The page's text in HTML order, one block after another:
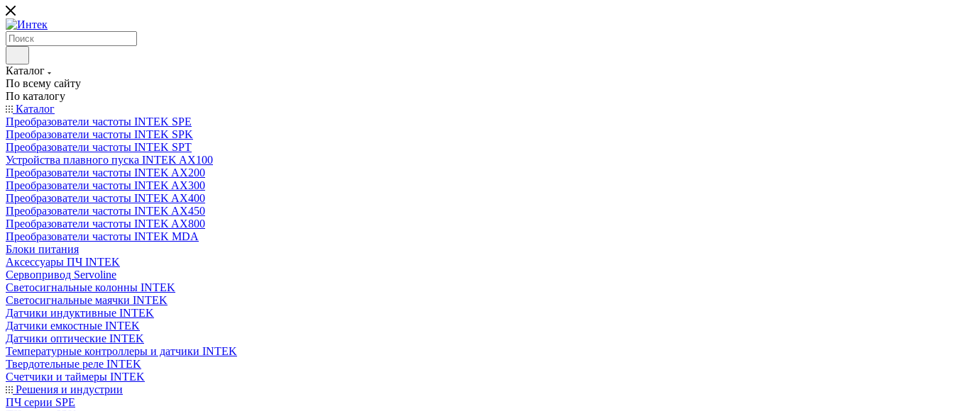
Каталог
По всему сайту
По каталогу
Каталог
Преобразователи частоты INTEK SPE
Преобразователи частоты INTEK SPK
Преобразователи частоты INTEK SPT
Устройства плавного пуска INTEK AX100
Преобразователи частоты INTEK AX200
Преобразователи частоты INTEK AX300
Преобразователи частоты INTEK AX400
Преобразователи частоты INTEK AX450
Преобразователи частоты INTEK AX800
Преобразователи частоты INTEK MDA
Блоки питания
Аксессуары ПЧ INTEK
Сервопривод Servoline
Светосигнальные колонны INTEK
Светосигнальные маячки INTEK
Датчики индуктивные INTEK
Датчики емкостные INTEK
Датчики оптические INTEK
Температурные контроллеры и датчики INTEK
Твердотельные реле INTEK
Счетчики и таймеры INTEK
Решения и индустрии
ПЧ серии SPE